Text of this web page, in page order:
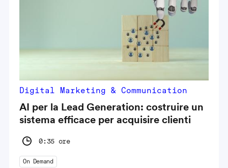
Digital Marketing & Communication
AI per la Lead Generation: costruire un
sistema efficace per acquisire clienti
0:35 ore
On Demand